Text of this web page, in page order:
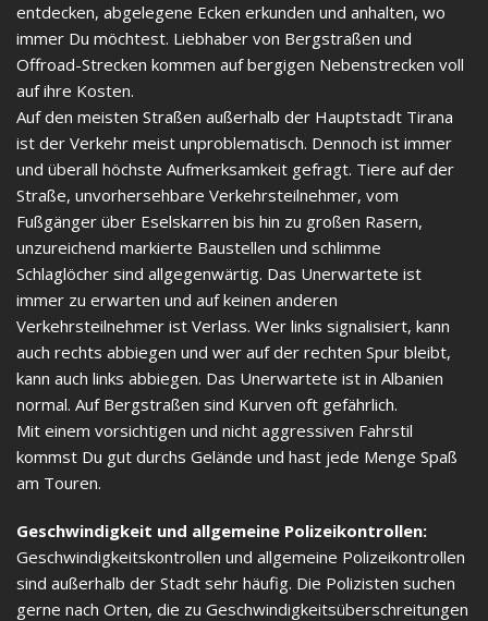
entdecken, abgelegene Ecken erkunden und anhalten, wo
immer Du möchtest. Liebhaber von Bergstraßen und
Offroad-Strecken kommen auf bergigen Nebenstrecken voll
auf ihre Kosten.
Auf den meisten Straßen außerhalb der Hauptstadt Tirana
ist der Verkehr meist unproblematisch. Dennoch ist immer
und überall höchste Aufmerksamkeit gefragt. Tiere auf der
Straße, unvorhersehbare Verkehrsteilnehmer, vom
Fußgänger über Eselskarren bis hin zu großen Rasern,
unzureichend markierte Baustellen und schlimme
Schlaglöcher sind allgegenwärtig. Das Unerwartete ist
immer zu erwarten und auf keinen anderen
Verkehrsteilnehmer ist Verlass. Wer links signalisiert, kann
auch rechts abbiegen und wer auf der rechten Spur bleibt,
kann auch links abbiegen. Das Unerwartete ist in Albanien
normal. Auf Bergstraßen sind Kurven oft gefährlich.
Mit einem vorsichtigen und nicht aggressiven Fahrstil
kommst Du gut durchs Gelände und hast jede Menge Spaß
am Touren.
Geschwindigkeit und allgemeine Polizeikontrollen:
Geschwindigkeitskontrollen und allgemeine Polizeikontrollen
sind außerhalb der Stadt sehr häufig. Die Polizisten suchen
gerne nach Orten, die zu Geschwindigkeitsüberschreitungen